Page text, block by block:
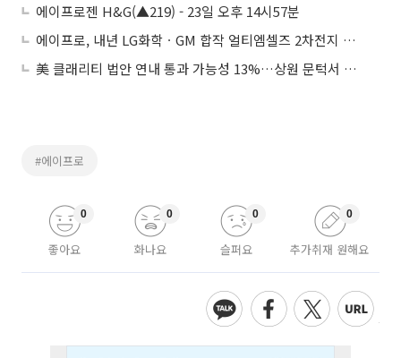
에이프로젠 H&G(▲219) - 23일 오후 14시57분
에이프로, 내년 LG화학ㆍGM 합작 얼티엠셀즈 2차전지 공장 납품 위해 현지 법인 설립
美 클래리티 법안 연내 통과 가능성 13%…상원 문턱서 제동
#에이프로
좋아요
0
화나요
0
슬퍼요
0
추가취재 원해요
0